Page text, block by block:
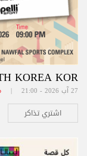
KOREA KOR
27 آب 2026 - 21:00 |
اشتري تذاكر